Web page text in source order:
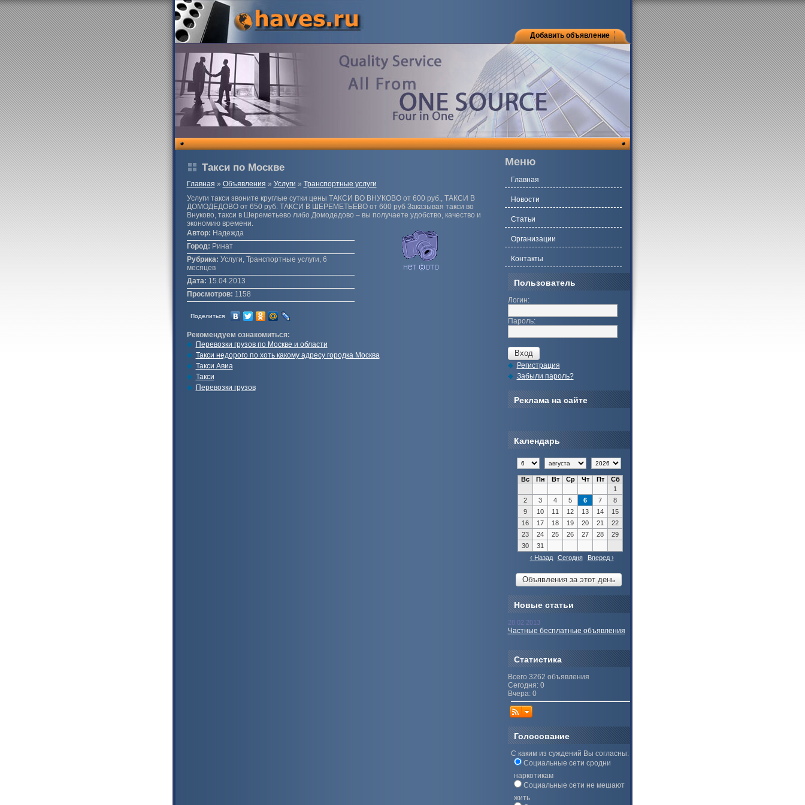
Добавить объявление
Такси по Москве
Главная » Объявления » Услуги » Транспортные услуги
Услуги такси звоните круглые сутки цены ТАКСИ ВО ВНУКОВО от 600 руб., ТАКСИ В
ДОМОДЕДОВО от 650 руб. ТАКСИ В ШЕРЕМЕТЬЕВО от 600 руб Заказывая такси во
Внуково, такси в Шереметьево либо Домодедово – вы получаете удобство, качество и
экономию времени.
Автор: Надежда
Город: Ринат
Рубрика: Услуги, Транспортные услуги, 6
месяцев
Дата: 15.04.2013
Просмотров: 1158
Поделиться
Рекомендуем ознакомиться:
Перевозки грузов по Москве и области
Такси недорого по хоть какому адресу городка Москва
Такси Авиа
Такси
Перевозки грузов
Меню
Главная
Новости
Статьи
Организации
Контакты
Пользователь
Логин:
Пароль:
Регистрация
Забыли пароль?
Реклама на сайте
Календарь
Вс Пн Вт Ср Чт Пт
Сб
1
2
3 4 5 6 7
8
9
10 11 12 13 14
15
16
17 18 19 20 21
22
23
24 25 26 27 28
29
30
31
‹ Назад
Сегодня Вперед ›
Новые статьи
28.02.2013
Частные бесплатные объявления
Статистика
Всего 3262 объявления
Сегодня: 0
Вчера: 0
Голосование
С каким из суждений Вы согласны:
Социальные сети сродни
наркотикам
Социальные сети не мешают
жить